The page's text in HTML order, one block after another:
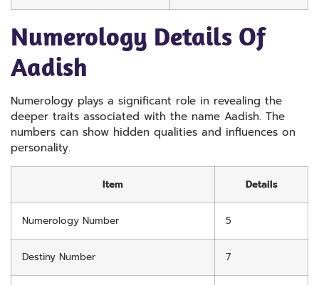
Numerology Details Of
Aadish
Numerology plays a significant role in revealing the
deeper traits associated with the name Aadish. The
numbers can show hidden qualities and influences on
personality.
Item Details
Numerology Number 5
Destiny Number 7